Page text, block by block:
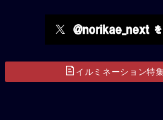
イルミネーション特